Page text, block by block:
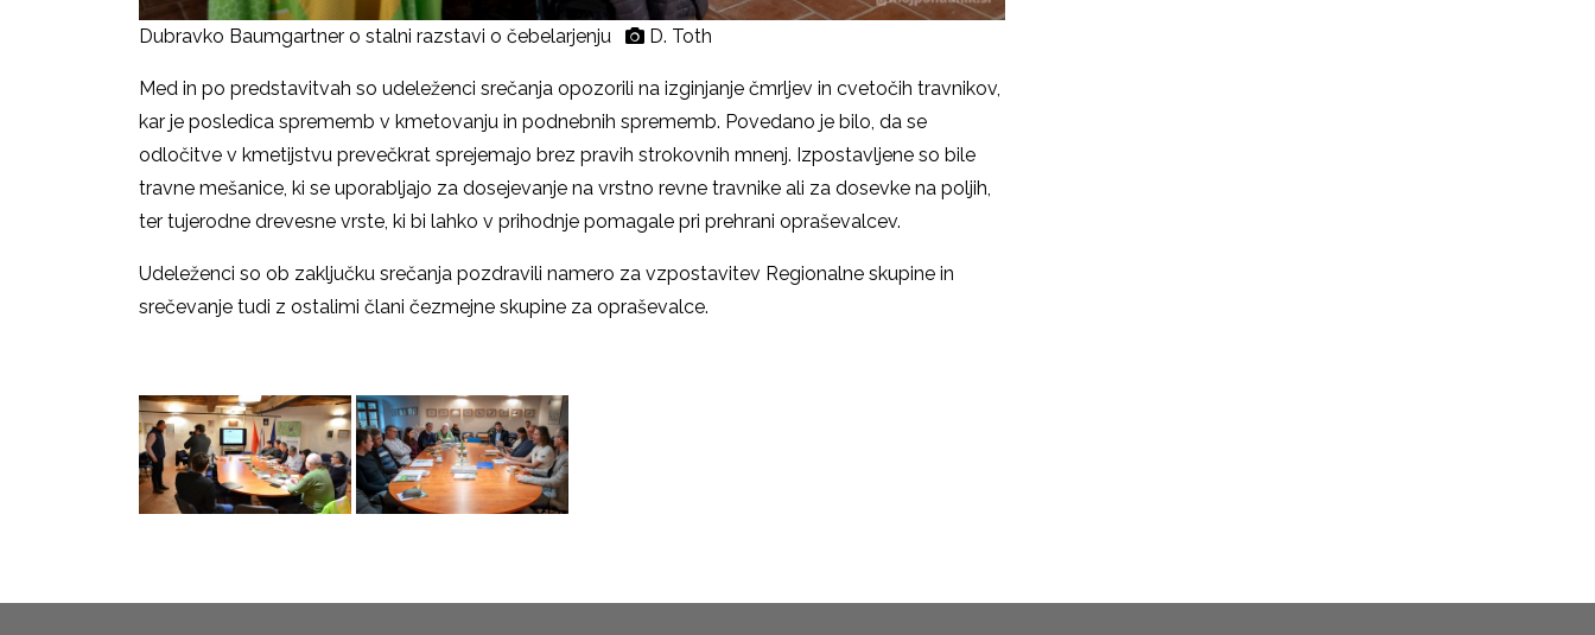
Dubravko Baumgartner o stalni razstavi o čebelarjenju D. Toth
Med in po predstavitvah so udeleženci srečanja opozorili na izginjanje čmrljev in cvetočih travnikov,
kar je posledica sprememb v kmetovanju in podnebnih sprememb. Povedano je bilo, da se
odločitve v kmetijstvu prevečkrat sprejemajo brez pravih strokovnih mnenj. Izpostavljene so bile
travne mešanice, ki se uporabljajo za dosejevanje na vrstno revne travnike ali za dosevke na poljih,
ter tujerodne drevesne vrste, ki bi lahko v prihodnje pomagale pri prehrani opraševalcev.
Udeleženci so ob zaključku srečanja pozdravili namero za vzpostavitev Regionalne skupine in
srečevanje tudi z ostalimi člani čezmejne skupine za opraševalce.